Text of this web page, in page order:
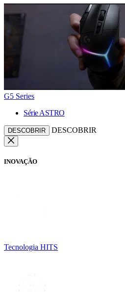
G5 Series
Série ASTRO
DESCOBRIR DESCOBRIR
INOVAÇÃO
Tecnologia HITS